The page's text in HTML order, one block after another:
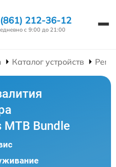
212-36-12
с 9:00 до 21:00
Каталог устройств
MTB Bundle